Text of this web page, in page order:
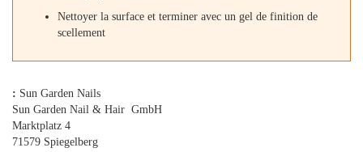
Nettoyer la surface et terminer avec un gel de finition de
scellement
: Sun Garden Nails
Sun Garden Nail & Hair GmbH
Marktplatz 4
71579 Spiegelberg